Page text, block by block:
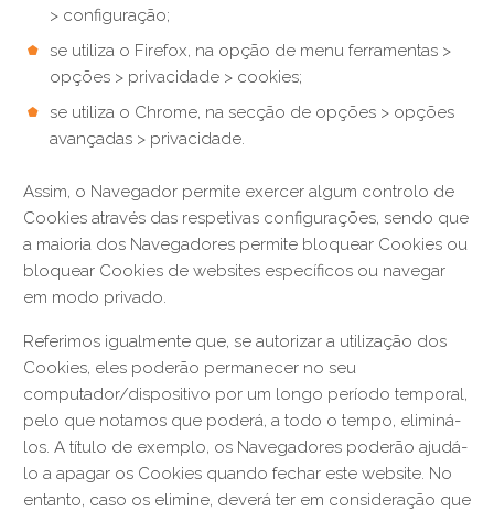
> configuração;
se utiliza o Firefox, na opção de menu ferramentas >
opções > privacidade > cookies;
se utiliza o Chrome, na secção de opções > opções
avançadas > privacidade.
Assim, o Navegador permite exercer algum controlo de
Cookies através das respetivas configurações, sendo que
a maioria dos Navegadores permite bloquear Cookies ou
bloquear Cookies de websites específicos ou navegar
em modo privado.
Referimos igualmente que, se autorizar a utilização dos
Cookies, eles poderão permanecer no seu
computador/dispositivo por um longo período temporal,
pelo que notamos que poderá, a todo o tempo, eliminá-
los. A título de exemplo, os Navegadores poderão ajudá-
lo a apagar os Cookies quando fechar este website. No
entanto, caso os elimine, deverá ter em consideração que